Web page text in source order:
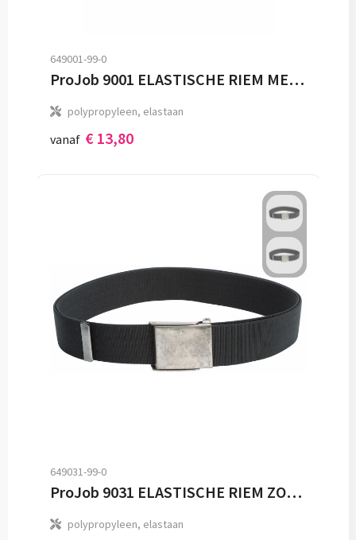
649001-99-0
ProJob 9001 ELASTISCHE RIEM MET PROJOB LOGO
polypropyleen, elastaan
vanaf € 13,80
649031-99-0
ProJob 9031 ELASTISCHE RIEM ZONDER PROJOB LOGO
polypropyleen, elastaan